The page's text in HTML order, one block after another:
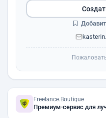
Freelance.Boutique
Премиум-сервис для